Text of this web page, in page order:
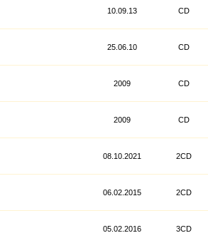
10.09.13 CD
25.06.10 CD
2009 CD
2009 CD
08.10.2021 2CD
06.02.2015 2CD
05.02.2016 3CD